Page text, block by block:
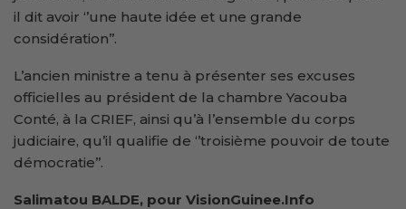
il dit avoir ‘’une haute idée et une grande
considération’’.
L’ancien ministre a tenu à présenter ses excuses
officielles au président de la chambre Yacouba
Conté, à la CRIEF, ainsi qu’à l’ensemble du corps
judiciaire, qu’il qualifie de ‘’troisième pouvoir de toute
démocratie’’.
Salimatou BALDE, pour VisionGuinee.Info